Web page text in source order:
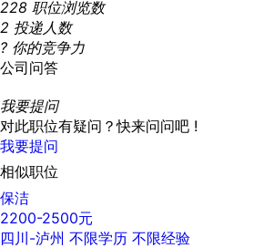
228 职位浏览数
2 投递人数
? 你的竞争力
公司问答
我要提问
对此职位有疑问？快来问问吧 !
我要提问
相似职位
保洁
2200-2500元
四川-泸州 不限学历 不限经验